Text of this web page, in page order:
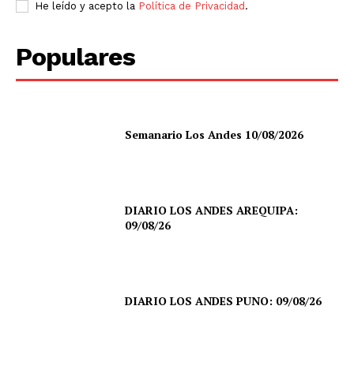
He leído y acepto la Política de Privacidad .
Populares
Semanario Los Andes 10/08/2026
DIARIO LOS ANDES AREQUIPA:
09/08/26
DIARIO LOS ANDES PUNO: 09/08/26